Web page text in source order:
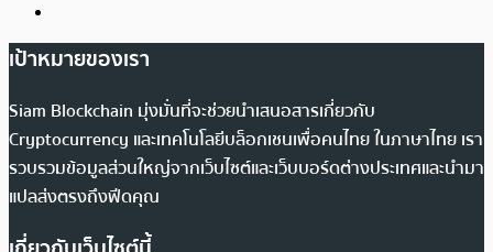
เป้าหมายของเรา
Siam Blockchain มุ่งมั่นที่จะช่วยนำเสนอสารเกี่ยวกับ
Cryptocurrency และเทคโนโลยีบล็อกเชนเพื่อคนไทย ในภาษาไทย เรา
รวบรวมข้อมูลส่วนใหญ่จากเว็บไซต์และเว็บบอร์ดต่างประเทศและนำมา
แปลส่งตรงถึงฟีดคุณ